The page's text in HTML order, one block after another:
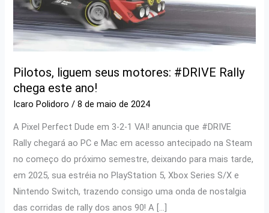
Pilotos, liguem seus motores: #DRIVE Rally
chega este ano!
Icaro Polidoro/8 de maio de 2024
A Pixel Perfect Dude em 3-2-1 VAI! anuncia que #DRIVE
Rally chegará ao PC e Mac em acesso antecipado na Steam
no começo do próximo semestre, deixando para mais tarde,
em 2025, sua estréia no PlayStation 5, Xbox Series S/X e
Nintendo Switch, trazendo consigo uma onda de nostalgia
das corridas de rally dos anos 90! A […]